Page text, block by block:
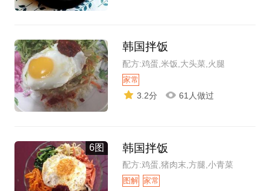
韩国拌饭
配方:鸡蛋,米饭,大头菜,火腿
家常
3.2分 61人做过
6图 韩国拌饭
配方:鸡蛋,猪肉末,方腿,小青菜
图解 家常